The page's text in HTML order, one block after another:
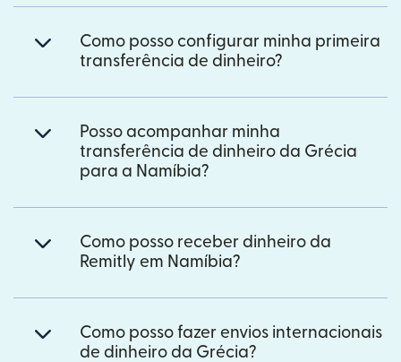
Como posso configurar minha primeira
transferência de dinheiro?
Posso acompanhar minha
transferência de dinheiro da Grécia
para a Namíbia?
Como posso receber dinheiro da
Remitly em Namíbia?
Como posso fazer envios internacionais
de dinheiro da Grécia?